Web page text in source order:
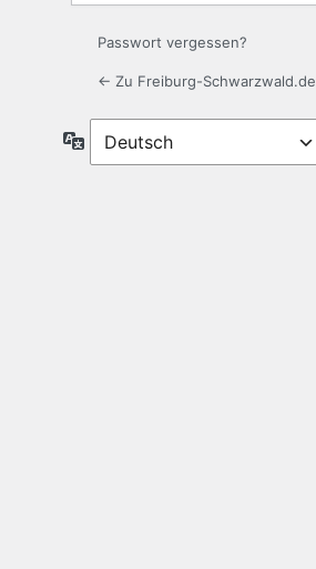
Passwort vergessen?
← Zu Freiburg-Schwarzwald.de
Sprache